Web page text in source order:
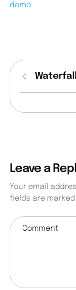
demo
Leave a
Your email
fields are marked